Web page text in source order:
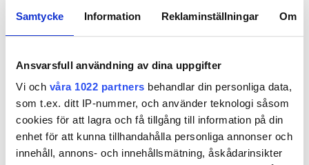
Samtycke Information Reklaminställningar Om
Ansvarsfull användning av dina uppgifter
Vi och våra 1022 partners behandlar din personliga data,
som t.ex. ditt IP-nummer, och använder teknologi såsom
cookies för att lagra och få tillgång till information på din
enhet för att kunna tillhandahålla personliga annonser och
innehåll, annons- och innehållsmätning, åskådarinsikter
Får man inte ha bidédusch i
hus med VVC?
PUBLICERAD22 JUN 2026, 05:10| UPPDATERAD18 JUN 2026